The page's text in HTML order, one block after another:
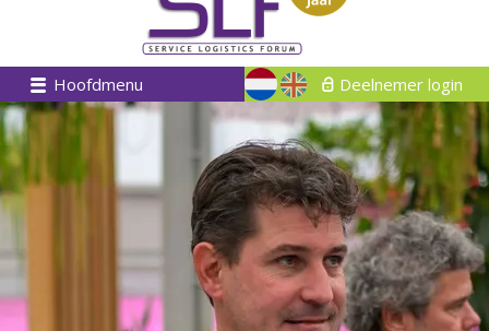
Hoofdmenu Deelnemer login